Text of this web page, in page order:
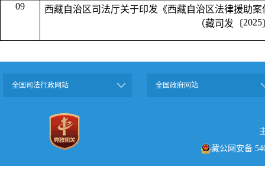
09
西藏自治区司法厅关于印发《西藏自治区法律援助
（藏司发〔2025
全国司法行政网站 全国政府网站
藏公网安备